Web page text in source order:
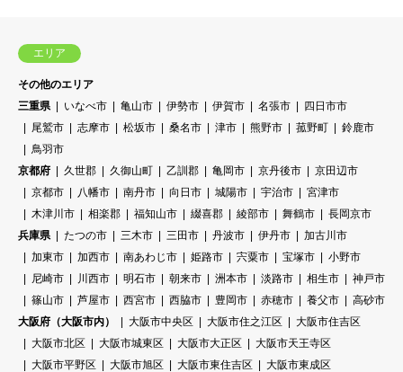
エリア
その他のエリア
三重県
いなべ市 亀山市 伊勢市 伊賀市 名張市
四日市市
尾鷲市
志摩市 松坂市 桑名市 津市 熊野市 菰野町
鈴鹿市
鳥羽市
京都府
久世郡 久御山町 乙訓郡 亀岡市 京丹後市
京田辺市
京都市
八幡市 南丹市 向日市 城陽市 宇治市
宮津市
木津川市
相楽郡 福知山市 綴喜郡 綾部市 舞鶴市
長岡京市
兵庫県
たつの市 三木市 三田市 丹波市 伊丹市
加古川市
加東市
加西市 南あわじ市 姫路市 宍粟市 宝塚市
小野市
尼崎市
川西市 明石市 朝来市 洲本市 淡路市 相生市
神戸市
篠山市
芦屋市 西宮市 西脇市 豊岡市 赤穂市 養父市
高砂市
大阪府（大阪市内）
大阪市中央区 大阪市住之江区
大阪市住吉区
大阪市北区
大阪市城東区 大阪市大正区
大阪市天王寺区
大阪市平野区
大阪市旭区 大阪市東住吉区
大阪市東成区